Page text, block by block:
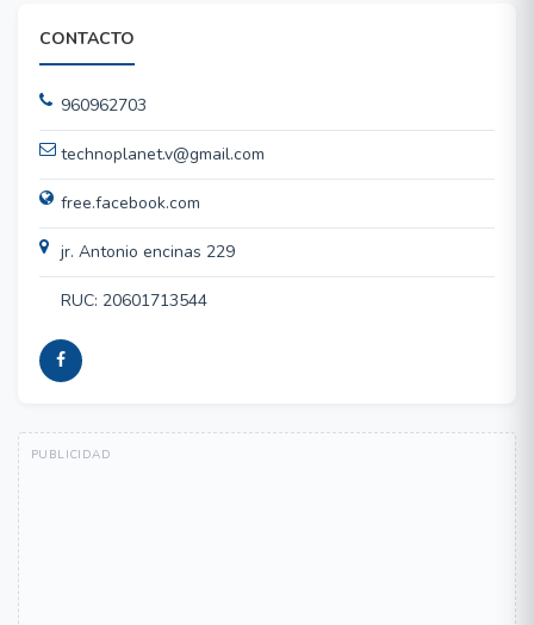
CONTACTO
960962703
technoplanet.v@gmail.com
free.facebook.com
jr. Antonio encinas 229
RUC: 20601713544